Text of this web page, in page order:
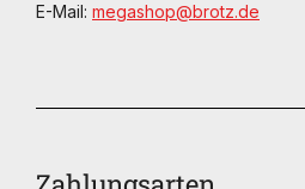
E-Mail: megashop@brotz.de